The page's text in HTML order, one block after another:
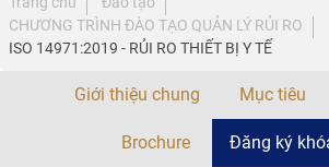
CHƯƠNG TRÌNH ĐÀO TẠO QUẢN LÝ RỦI RO
ISO 14971:2019 - RỦI RO THIẾT BỊ Y TẾ
Giới thiệu chung Mục tiêu
Brochure Đăng ký